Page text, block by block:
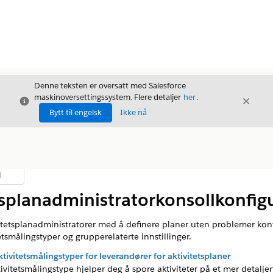
Avslutt
Denne teksten er oversatt med Salesforce
maskinoversettingssystem. Flere detaljer her.
Bytt til engelsk
Ikke nå
Avslutt
med å definere planer uten problemer
og grupperelaterte innstillinger.
for leverandører for aktivitetsplaner
hjelper deg å spore aktiviteter på et mer